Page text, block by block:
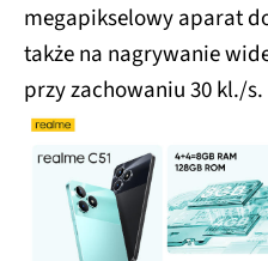
megapikselowy aparat
także na nagrywanie
przy zachowaniu 30 kl./s.